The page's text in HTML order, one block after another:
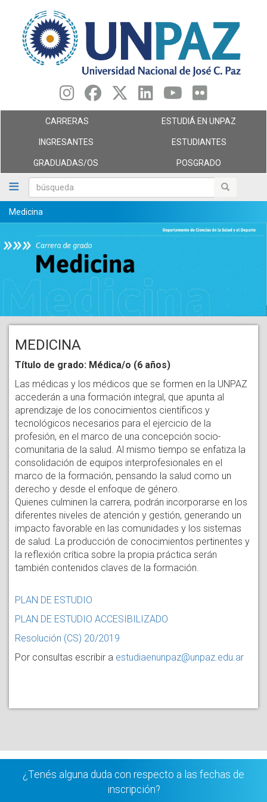
contenido
principal
búsqueda búsqueda
CARRERAS ESTUDIÁ EN UNPAZ
INGRESANTES ESTUDIANTES
GRADUADAS/OS POSGRADO
Medicina
MEDICINA
Título de grado: Médica/o (6 años)
Las médicas y los médicos que se formen en la UNPAZ
accederán a una formación integral, que apunta al
aprendizaje de los conocimientos científicos y
tecnológicos necesarios para el ejercicio de la
profesión, en el marco de una concepción socio-
comunitaria de la salud. Al mismo tiempo se enfatiza la
consolidación de equipos interprofesionales en el
marco de la formación, pensando la salud como un
derecho y desde el enfoque de género.
Quienes culminen la carrera, podrán incorporarse en los
diferentes niveles de atención y gestión, generando un
impacto favorable en las comunidades y los sistemas
de salud. La producción de conocimientos pertinentes y
la reflexión crítica sobre la propia práctica serán
también contenidos claves de la formación.
PLAN DE ESTUDIO
PLAN DE ESTUDIO ACCESIBILIZADO
Resolución (CS) 20/2019
Por consultas escribir a estudiaenunpaz@unpaz.edu.ar
¿Tenés alguna duda con respecto a las fechas de
inscripción?